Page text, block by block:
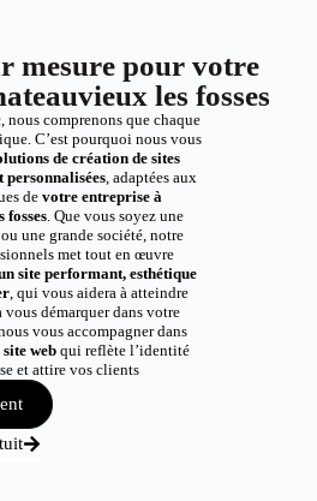
mesure pour votre
les fosses
nous comprenons que chaque
C’est pourquoi nous vous
de création de sites
personnalisées, adaptées aux
devotre entreprise à
fosses. Que vous soyez une
une grande société, notre
met tout en œuvre
site performant, esthétique
, qui vous aidera à atteindre
démarquer dans votre
vous accompagner dans
webqui reflète l’identité
et attire vos clients